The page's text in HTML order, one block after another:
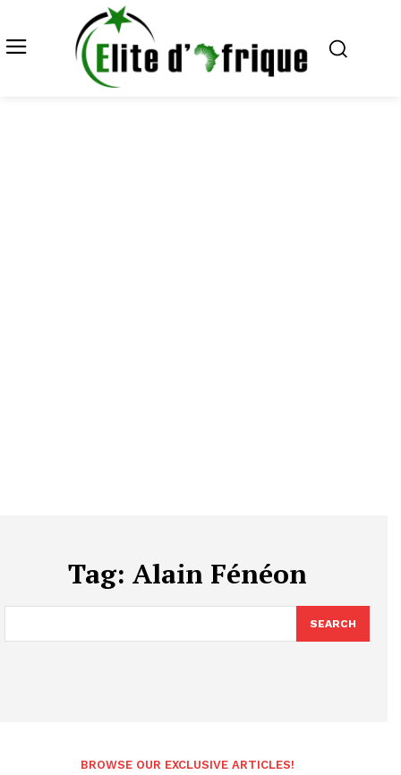
Tag: Alain Fénéon
SEARCH
BROWSE OUR EXCLUSIVE ARTICLES!